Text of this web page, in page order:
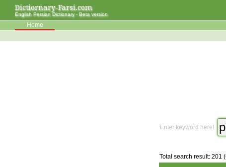
Dictiornary-Farsi.com
English Persian Dictionary - Beta version
Home
Enter keyword here!
Total search result: 201